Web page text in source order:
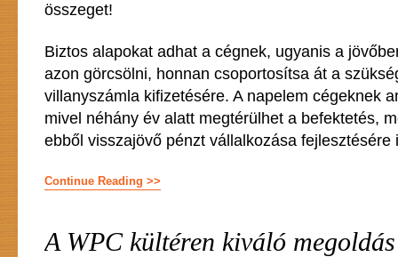
összeget!
Biztos alapokat adhat a cégnek, ugyanis a
azon görcsölni, honnan csoportosítsa át a
villanyszámla kifizetésére. A napelem cégeknek
mivel néhány év alatt megtérülhet a befektetés,
ebből visszajövő pénzt vállalkozása fejlesztésére
Continue Reading >>
A WPC kültéren kiváló